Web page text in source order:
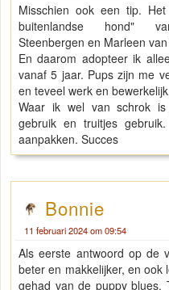
Misschien ook een tip.
buitenlandse hond"
Steenbergen en Marleen
En daarom adopteer ik
vanaf 5 jaar. Pups zijn me
en teveel werk en
Waar ik wel van schrok
gebruik en truitjes
aanpakken. Succes
Bonnie
11 februari 2024 om 09:54
Als eerste antwoord op de
beter en makkelijker, en
gehad van de puppy blues.